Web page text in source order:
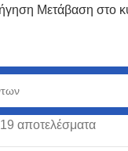
Μετάβαση στο
αποτελέσματα